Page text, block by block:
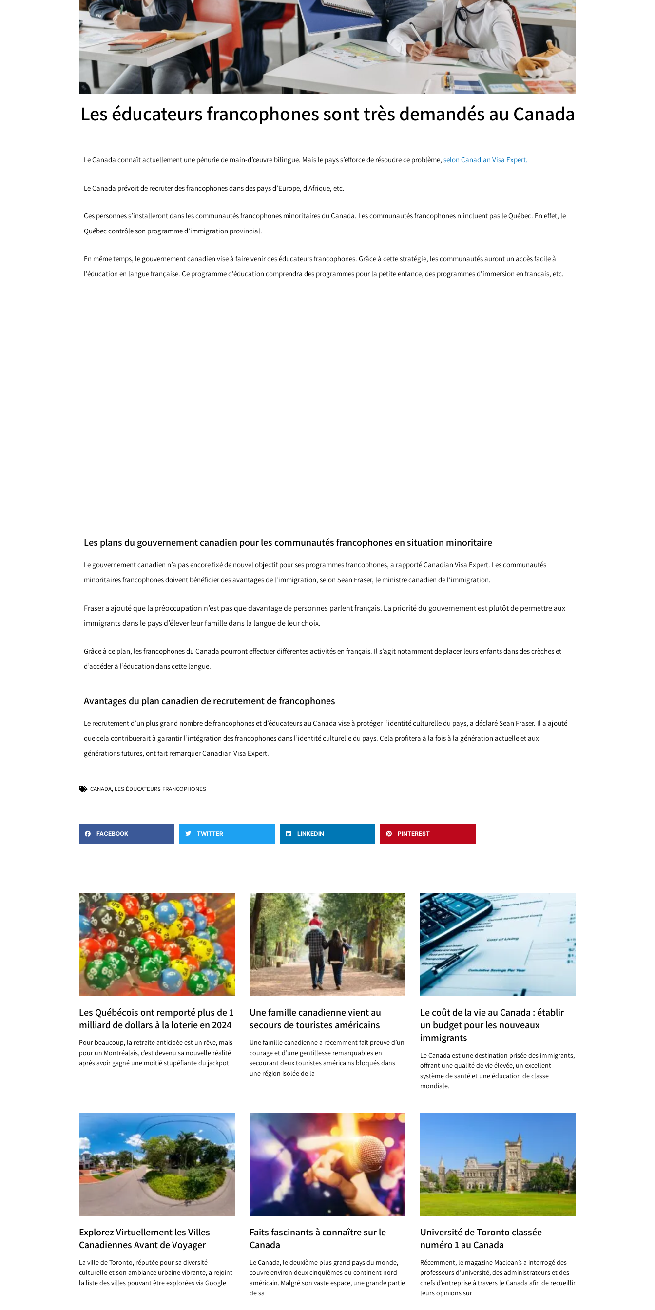
Les éducateurs francophones sont très demandés au Canada
Le Canada connaît actuellement une pénurie de main-d’œuvre bilingue. Mais le pays s’efforce de résoudre ce problème, selon Canadian Visa Expert.
Le Canada prévoit de recruter des francophones dans des pays d’Europe, d’Afrique, etc.
Ces personnes s’installeront dans les communautés francophones minoritaires du Canada. Les communautés francophones n’incluent pas le Québec. En effet, le
Québec contrôle son programme d’immigration provincial.
En même temps, le gouvernement canadien vise à faire venir des éducateurs francophones. Grâce à cette stratégie, les communautés auront un accès facile à
l’éducation en langue française. Ce programme d’éducation comprendra des programmes pour la petite enfance, des programmes d’immersion en français, etc.
Les plans du gouvernement canadien pour les communautés francophones en situation minoritaire
Le gouvernement canadien n’a pas encore fixé de nouvel objectif pour ses programmes francophones, a rapporté Canadian Visa Expert. Les communautés
minoritaires francophones doivent bénéficier des avantages de l’immigration, selon Sean Fraser, le ministre canadien de l’immigration.
Fraser a ajouté que la préoccupation n’est pas que davantage de personnes parlent français. La priorité du gouvernement est plutôt de permettre aux
immigrants dans le pays d’élever leur famille dans la langue de leur choix.
Grâce à ce plan, les francophones du Canada pourront effectuer différentes activités en français. Il s’agit notamment de placer leurs enfants dans des crèches et
d’accéder à l’éducation dans cette langue.
Avantages du plan canadien de recrutement de francophones
Le recrutement d’un plus grand nombre de francophones et d’éducateurs au Canada vise à protéger l’identité culturelle du pays, a déclaré Sean Fraser. Il a ajouté
que cela contribuerait à garantir l’intégration des francophones dans l’identité culturelle du pays. Cela profitera à la fois à la génération actuelle et aux
générations futures, ont fait remarquer Canadian Visa Expert.
CANADA, LES ÉDUCATEURS FRANCOPHONES
FACEBOOK TWITTER LINKEDIN PINTEREST
Les Québécois ont remporté plus de 1
milliard de dollars à la loterie en 2024
Pour beaucoup, la retraite anticipée est un rêve, mais
pour un Montréalais, c’est devenu sa nouvelle réalité
après avoir gagné une moitié stupéfiante du jackpot
Une famille canadienne vient au
secours de touristes américains
Une famille canadienne a récemment fait preuve d’un
courage et d’une gentillesse remarquables en
secourant deux touristes américains bloqués dans
une région isolée de la
Le coût de la vie au Canada : établir
un budget pour les nouveaux
immigrants
Le Canada est une destination prisée des immigrants,
offrant une qualité de vie élevée, un excellent
système de santé et une éducation de classe
mondiale.
Explorez Virtuellement les Villes
Canadiennes Avant de Voyager
La ville de Toronto, réputée pour sa diversité
culturelle et son ambiance urbaine vibrante, a rejoint
la liste des villes pouvant être explorées via Google
Faits fascinants à connaître sur le
Canada
Le Canada, le deuxième plus grand pays du monde,
couvre environ deux cinquièmes du continent nord-
américain. Malgré son vaste espace, une grande partie
de sa
Université de Toronto classée
numéro 1 au Canada
Récemment, le magazine Maclean’s a interrogé des
professeurs d’université, des administrateurs et des
chefs d’entreprise à travers le Canada afin de recueillir
leurs opinions sur